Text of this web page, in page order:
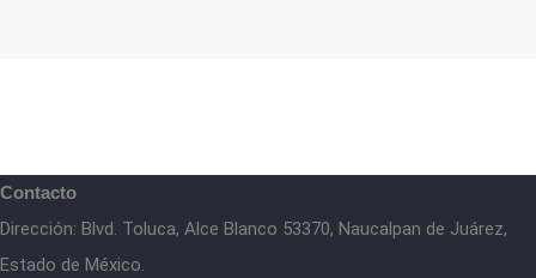
Contacto
Dirección: Blvd. Toluca, Alce Blanco 53370, Naucalpan de Juárez,
Estado de México.